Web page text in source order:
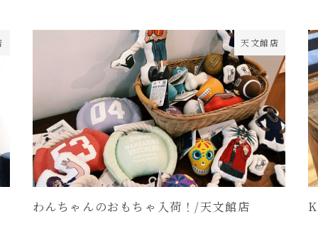
天文館店
わんちゃんのおもちゃ入荷！/天文館店